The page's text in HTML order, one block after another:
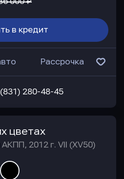
в кредит
Рассрочка
280-48-45
цветах
2012 г. VII (XV50)